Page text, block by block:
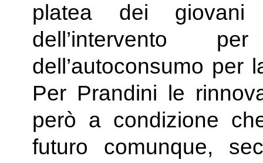
platea dei giovani
dell’intervento
dell’autoconsumo per
Per Prandini le
però a condizione
futuro comunque,